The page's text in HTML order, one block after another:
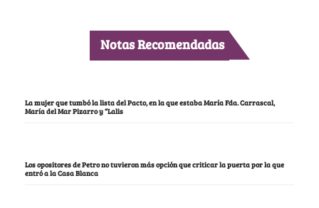
Notas Recomendadas
La mujer que tumbó la lista del Pacto, en la que estaba María Fda. Carrascal,
María del Mar Pizarro y “Lalis
Los opositores de Petro no tuvieron más opción que criticar la puerta por la que
entró a la Casa Blanca